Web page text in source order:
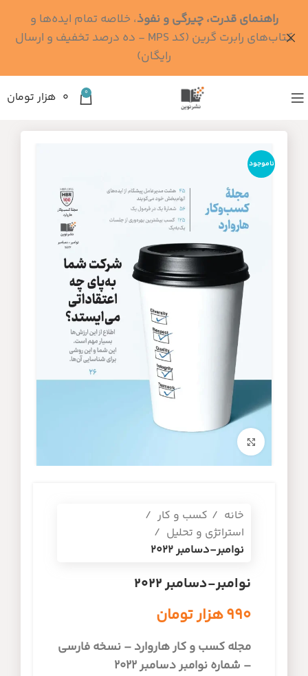
0 ۰ هزار تومان
ناموجود
خانه
کسب و کار
استراتژی و تحلیل
نوامبر-دسامبر 2022
نوامبر-دسامبر 2022
۹۹۰هزار تومان
مجله کسب و کار هاروارد – نسخه فارسی
– شماره نوامبر دسامبر 2022
راهنمای قدرت، چیرگی و نفوذ، خلاصه تمام ایده‌ها و
کتاب‌های رابرت گرین (کد MPS - ده درصد تخفیف و ارسال
رایگان)